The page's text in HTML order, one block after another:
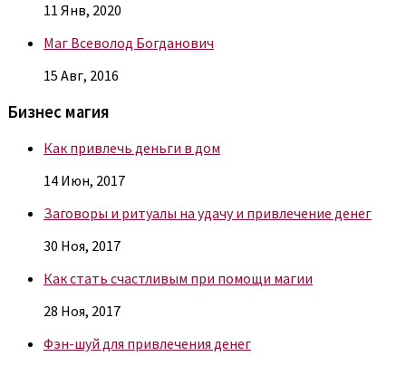
11 Янв, 2020
Маг Всеволод Богданович
15 Авг, 2016
Бизнес магия
Как привлечь деньги в дом
14 Июн, 2017
Заговоры и ритуалы на удачу и привлечение денег
30 Ноя, 2017
Как стать счастливым при помощи магии
28 Ноя, 2017
Фэн-шуй для привлечения денег